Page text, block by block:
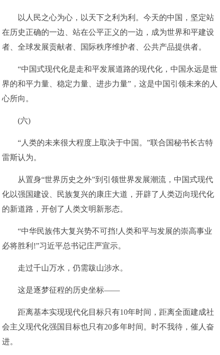
以人民之心为心，以天下之利为利。今天的中国，坚定站
在历史正确的一边、站在公平正义的一边，成为世界和平建设
者、全球发展贡献者、国际秩序维护者、公共产品提供者。
“中国式现代化是走和平发展道路的现代化，中国永远是世
界的和平力量、稳定力量、进步力量”，这是中国引领未来的人
心所向。
(六)
“人类的未来很大程度上取决于中国。”联合国秘书长古特
雷斯认为。
从置身“世界历史之外”到引领世界发展潮流，中国式现代
化以强国建设、民族复兴的康庄大道，开辟了人类迈向现代化
的新道路，开创了人类文明新形态。
“中华民族伟大复兴势不可挡!人类和平与发展的崇高事业
必将胜利!”习近平总书记庄严宣示。
走过千山万水，仍需跋山涉水。
这是逐梦征程的历史坐标——
距离基本实现现代化目标只有10年时间，距离全面建成社
会主义现代化强国目标也只有20多年时间。时不我待，催人奋
进。